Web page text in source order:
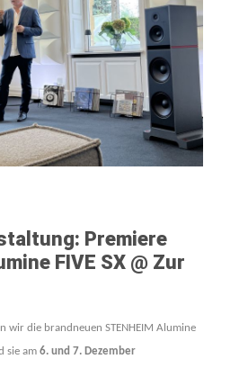
Premiere
FIVE SX @ Zur
wir die brandneuen STENHEIM Alumine
sie am 6. und 7. Dezember